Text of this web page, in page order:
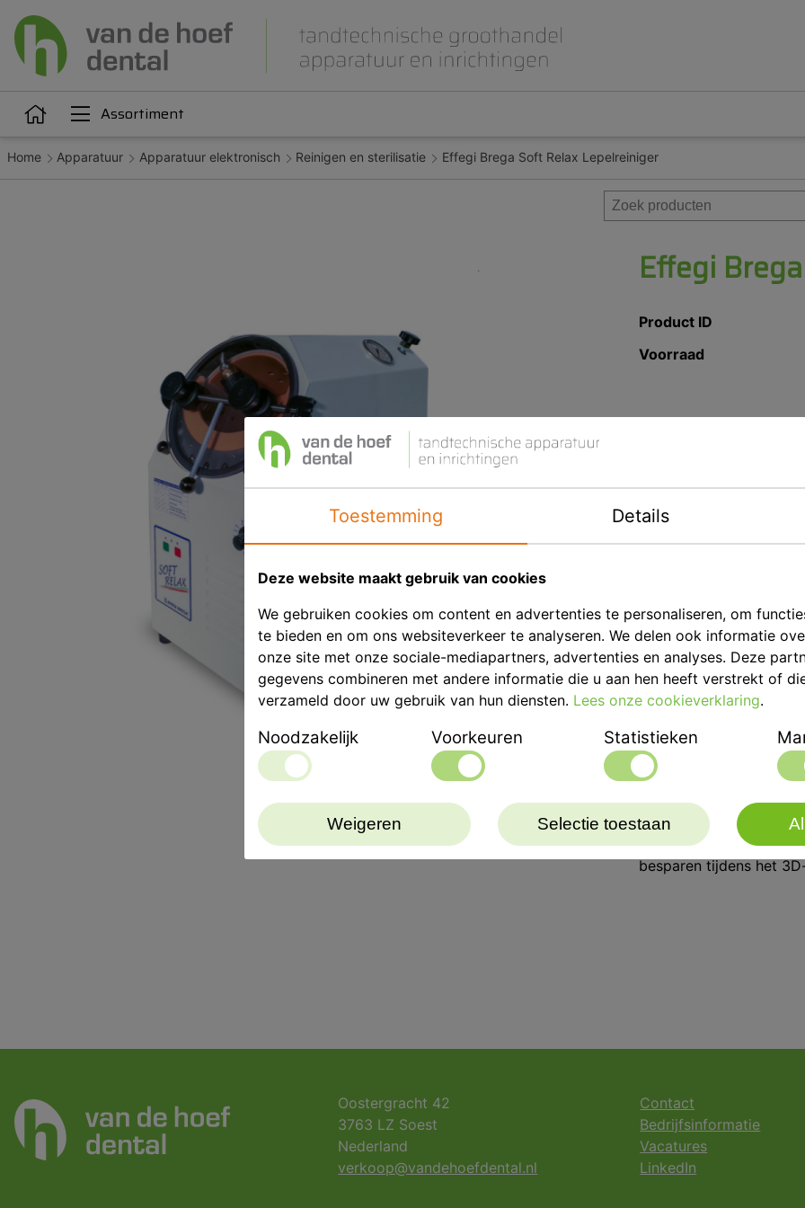
Assortiment
Articulatie Attachments Beet- en lepelplaten
Gips en inbedmassa
Implantologie
Meubilair en inrichting
Modelleren en
Home Apparatuur Apparatuur elektronisch Reinigen en sterilisatie Effegi Brega Soft Relax Lepelreiniger
Effegi
Product ID
Voorraad
Eenheid
Merk
Effegi Brega Soft Relax
SOFT-RELAX is een
structuren gemaakt
Een zachte reiniger
bedrukte structuren
vervolgens klaar is
druk kunt kiezen om
schade te reinigen.
Voor kleinere
praktisch en
een gootsteen en sluit
besparen tijdens het
Oostergracht 42
3763 LZ Soest
Nederland
verkoop@vandehoefdental.nl
Contact
Bedrijfsinformatie
Vacatures
LinkedIn
Toestemming Details
Deze website maakt gebruik van cookies
We gebruiken cookies om content en advertenties te personaliseren, om
te bieden en om ons websiteverkeer te analyseren. We delen ook informatie
onze site met onze sociale-mediapartners, advertenties en analyses. Deze
gegevens combineren met andere informatie die u aan hen heeft verstrekt of
verzameld door uw gebruik van hun diensten. Lees onze cookieverklaring.
Noodzakelijk Voorkeuren Statistieken
Weigeren Selectie toestaan